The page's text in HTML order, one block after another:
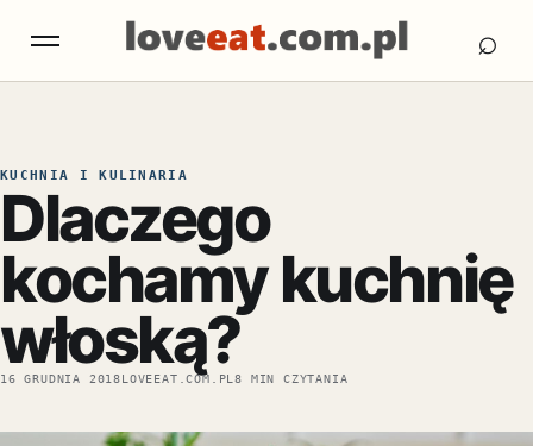
Otwórz menu ⌕
KUCHNIA I KULINARIA
Dlaczego
kochamy kuchnię
włoską?
16 GRUDNIA 2018LOVEEAT.COM.PL8 MIN CZYTANIA